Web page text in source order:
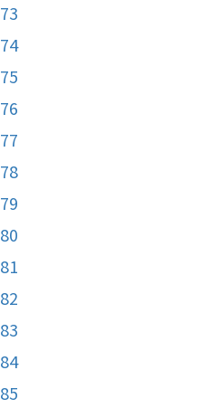
73
74
75
76
77
78
79
80
81
82
83
84
85